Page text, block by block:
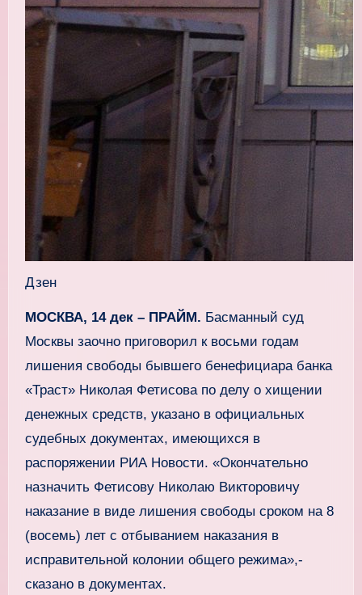
Дзен
МОСКВА, 14 дек – ПРАЙМ. Басманный суд
Москвы заочно приговорил к восьми годам
лишения свободы бывшего бенефициара банка
«Траст» Николая Фетисова по делу о хищении
денежных средств, указано в официальных
судебных документах, имеющихся в
распоряжении РИА Новости. «Окончательно
назначить Фетисову Николаю Викторовичу
наказание в виде лишения свободы сроком на 8
(восемь) лет с отбыванием наказания в
исправительной колонии общего режима»,-
сказано в документах.